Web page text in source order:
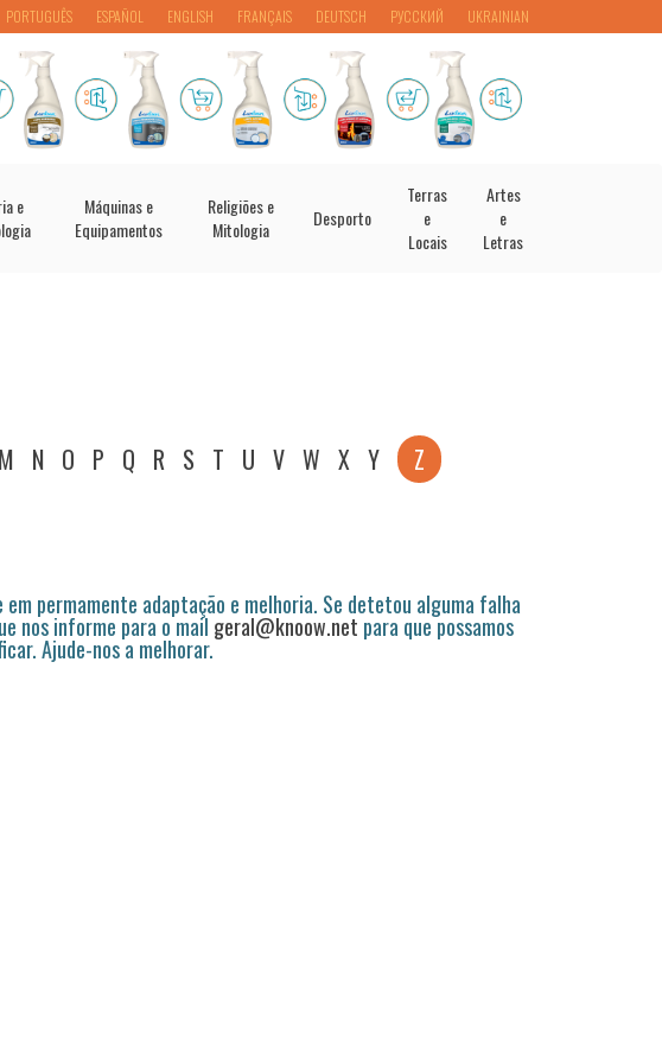
PORTUGUÊS ESPAÑOL ENGLISH FRANÇAIS DEUTSCH РУССКИЙ UKRAINIAN
e
Máquinas e
Equipamentos
Religiões e
Mitologia
Desporto
Terras
e
Locais
Artes
e
Letras
M N O P Q R S T U V W X Y Z
permamente adaptação e melhoria. Se detetou alguma falha
nos informe para o mail geral@knoow.net para que possamos
Ajude-nos a melhorar.